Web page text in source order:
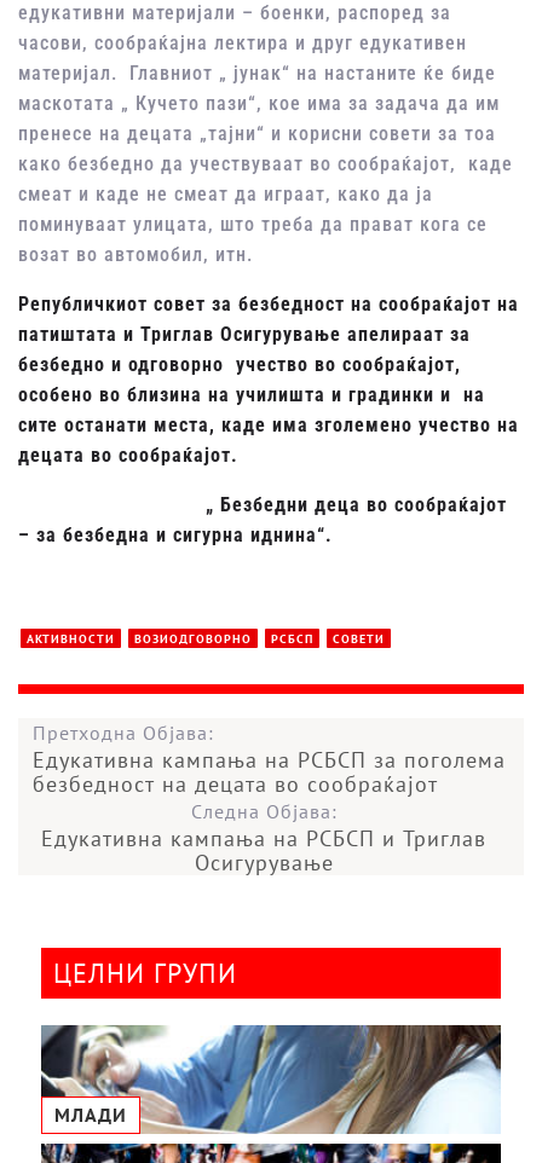
едукативни материјали – боенки, распоред за
часови, сообраќајна лектира и друг едукативен
материјал. Главниот „ јунак“ на настаните ќе биде
маскотата „ Кучето пази“, кое има за задача да им
пренесе на децата „тајни“ и корисни совети за тоа
како безбедно да учествуваат во сообраќајот, каде
смеат и каде не смеат да играат, како да ја
поминуваат улицата, што треба да прават кога се
возат во автомобил, итн.
Републичкиот совет за безбедност на сообраќајот на
патиштата и Триглав Осигурување апелираат за
безбедно и одговорно учество во сообраќајот,
особено во близина на училишта и градинки и на
сите останати места, каде има зголемено учество на
децата во сообраќајот.
„ Безбедни деца во сообраќајот
– за безбедна и сигурна иднина“.
АКТИВНОСТИ ВОЗИОДГОВОРНО РСБСП СОВЕТИ
Претходна Објава:
Едукативна кампања на РСБСП за поголема
безбедност на децата во сообраќајот
Следна Објава:
Едукативна кампања на РСБСП и Триглав
Осигурување
ЦЕЛНИ ГРУПИ
МЛАДИ